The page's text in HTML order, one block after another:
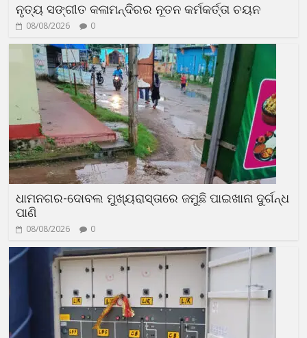
ନୃତ୍ୟ ସଙ୍ଗୀତ କଳାମନ୍ଦିରର ନୂତନ କର୍ମକର୍ତ୍ତା ଚୟନ
08/08/2026 0
ଧାମନଗର-ଦୋବଲ ମୁଖ୍ୟରାସ୍ତାରେ ଜମୁଛି ପାଇଖାନା ଦୁର୍ଗନ୍ଧ
ପାଣି
08/08/2026 0